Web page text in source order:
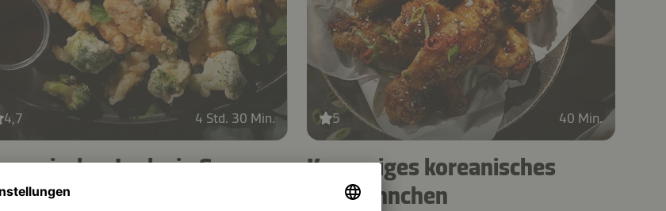
4,7 4 Std. 30 Min.
Lachs in Sesam-
5 40 Min.
Knuspriges koreanisches
Brathähnchen